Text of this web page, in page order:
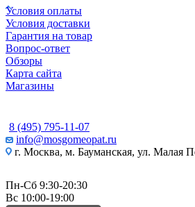
Условия оплаты
Условия доставки
Гарантия на товар
Вопрос-ответ
Обзоры
Карта сайта
Магазины
8 (495) 795-11-07
info@mosgomeopat.ru
г. Москва, м. Бауманская, ул. Малая
Пн-Сб 9:30-20:30
Вс 10:00-19:00